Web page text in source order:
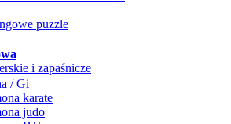
puzzle
i zapaśnicze
/ Gi
karate
judo